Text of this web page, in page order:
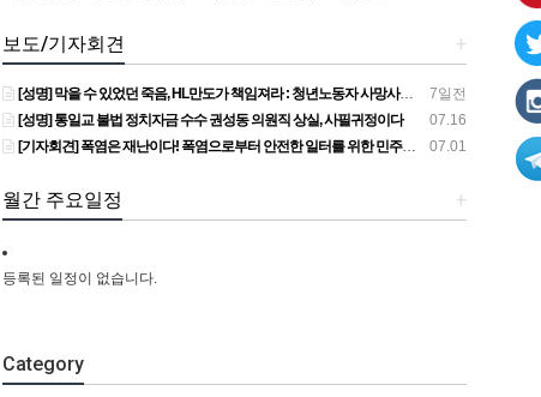
+
보도/기자회견
7일전
[성명] 막을 수 있었던 죽음, HL만도가 책임져라 : 청년노동자 사망사고의 철저한 진상규명과 재발방지 대책 마련하라
07.16
[성명] 통일교 불법 정치자금 수수 권성동 의원직 상실, 사필귀정이다
07.01
[기자회견] 폭염은 재난이다! 폭염으로부터 안전한 일터를 위한 민주노총 강원지역본부 폭염감시단 선포 기자회견
+
월간 주요일정
등록된 일정이 없습니다.
Category